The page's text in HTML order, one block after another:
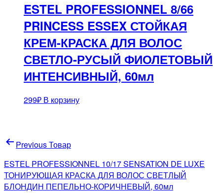
ESTEL PROFESSIONNEL 8/66
PRINCESS ESSEX СТОЙКАЯ
КРЕМ-КРАСКА ДЛЯ ВОЛОС
СВЕТЛО-РУСЫЙ ФИОЛЕТОВЫЙ
ИНТЕНСИВНЫЙ, 60мл
299₽ В корзину
Навигация
по
записям
Previous Товар
ESTEL PROFESSIONNEL 10/17 SENSATION DE LUXE
ТОНИРУЮЩАЯ КРАСКА ДЛЯ ВОЛОС СВЕТЛЫЙ
БЛОНДИН ПЕПЕЛЬНО-КОРИЧНЕВЫЙ, 60мл